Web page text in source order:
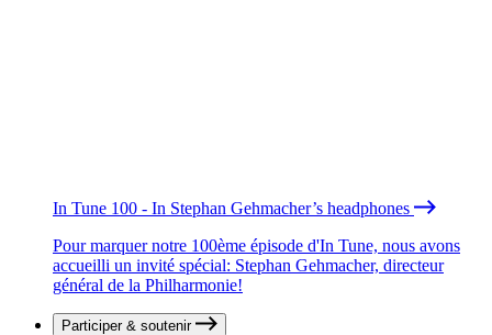
In Tune 100 - In Stephan Gehmacher’s headphones
Pour marquer notre 100ème épisode d'In Tune, nous avons
accueilli un invité spécial: Stephan Gehmacher, directeur
général de la Philharmonie!
Participer & soutenir